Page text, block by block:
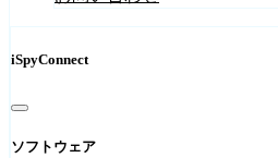
iSpyConnect
ソフトウェア